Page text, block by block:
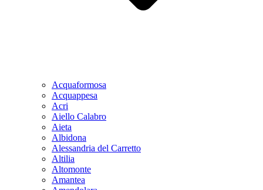
Acquaformosa
Acquappesa
Acri
Aiello Calabro
Aieta
Albidona
Alessandria del Carretto
Altilia
Altomonte
Amantea